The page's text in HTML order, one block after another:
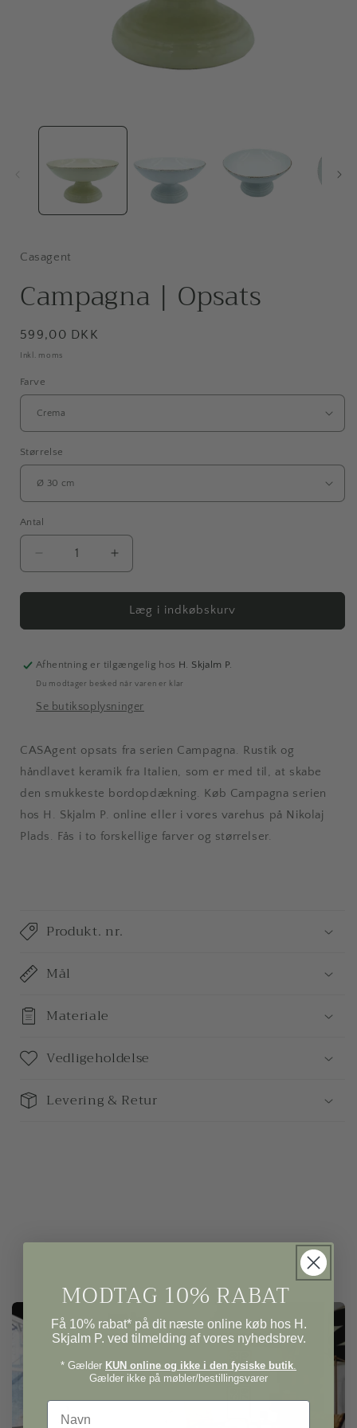
mediet
modus
Casagent
Campagna | Opsats
Normalpris
599,00 DKK
Inkl. moms
Farve
Størrelse
Antal
Antal
Reducer
antallet
for
|
Øg
antallet
for
Campagna
|
Læg i indkøbskurv
Afhentning er tilgængelig hos H. Skjalm P.
Du modtager besked når varen er klar
Se butiksoplysninger
CASAgent opsats fra serien Campagna. Rustik og
håndlavet keramik fra Italien, som er med til, at skabe
den smukkeste bordopdækning. Køb Campagna serien
hos H. Skjalm P. online eller i vores varehus på Nikolaj
Plads. Fås i to forskellige farver og størrelser.
Produkt. nr.
Mål
Materiale
Vedligeholdelse
Levering & Retur
MODTAG 10% RABAT
Få 10% rabat* på dit næste online køb hos H.
Skjalm P. ved tilmelding af vores nyhedsbrev.
* Gælder KUN online og ikke i den fysiske butik.
Gælder ikke på møbler/bestillingsvarer
Navn